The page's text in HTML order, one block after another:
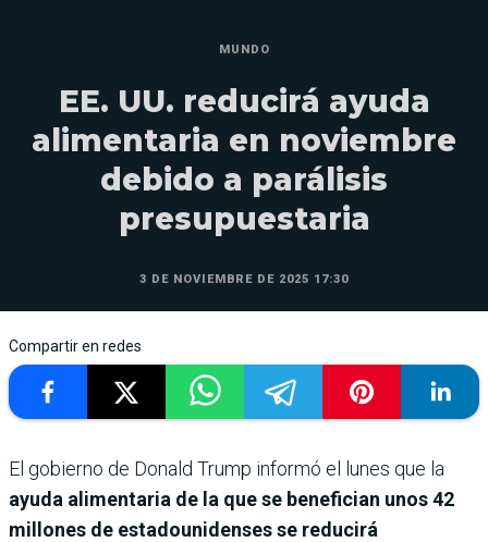
MUNDO
EE. UU. reducirá ayuda
alimentaria en noviembre
debido a parálisis
presupuestaria
3 DE NOVIEMBRE DE 2025 17:30
Compartir en redes
El gobierno de Donald Trump informó el lunes que la
ayuda alimentaria de la que se benefician unos 42
millones de estadounidenses se reducirá